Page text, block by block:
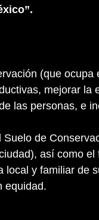
(que ocupa
mejorar la
las personas, e
de
así como
y familiar de
equidad.